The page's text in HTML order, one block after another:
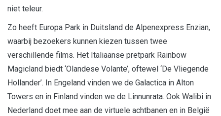
niet teleur.
Zo heeft Europa Park in Duitsland de Alpenexpress Enzian,
waarbij bezoekers kunnen kiezen tussen twee
verschillende films. Het Italiaanse pretpark Rainbow
Magicland biedt ‘Olandese Volante’, oftewel ‘De Vliegende
Hollander’. In Engeland vinden we de Galactica in Alton
Towers en in Finland vinden we de Linnunrata. Ook Walibi in
Nederland doet mee aan de virtuele achtbanen en in België